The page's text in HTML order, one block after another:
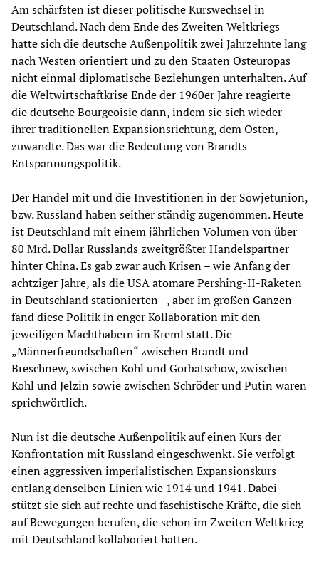
Am schärfsten ist dieser politische Kurswechsel in
Deutschland. Nach dem Ende des Zweiten Weltkriegs
hatte sich die deutsche Außenpolitik zwei Jahrzehnte lang
nach Westen orientiert und zu den Staaten Osteuropas
nicht einmal diplomatische Beziehungen unterhalten. Auf
die Weltwirtschaftkrise Ende der 1960er Jahre reagierte
die deutsche Bourgeoisie dann, indem sie sich wieder
ihrer traditionellen Expansionsrichtung, dem Osten,
zuwandte. Das war die Bedeutung von Brandts
Entspannungspolitik.
Der Handel mit und die Investitionen in der Sowjetunion,
bzw. Russland haben seither ständig zugenommen. Heute
ist Deutschland mit einem jährlichen Volumen von über
80 Mrd. Dollar Russlands zweitgrößter Handelspartner
hinter China. Es gab zwar auch Krisen – wie Anfang der
achtziger Jahre, als die USA atomare Pershing-II-Raketen
in Deutschland stationierten –, aber im großen Ganzen
fand diese Politik in enger Kollaboration mit den
jeweiligen Machthabern im Kreml statt. Die
„Männerfreundschaften“ zwischen Brandt und
Breschnew, zwischen Kohl und Gorbatschow, zwischen
Kohl und Jelzin sowie zwischen Schröder und Putin waren
sprichwörtlich.
Nun ist die deutsche Außenpolitik auf einen Kurs der
Konfrontation mit Russland eingeschwenkt. Sie verfolgt
einen aggressiven imperialistischen Expansionskurs
entlang denselben Linien wie 1914 und 1941. Dabei
stützt sie sich auf rechte und faschistische Kräfte, die sich
auf Bewegungen berufen, die schon im Zweiten Weltkrieg
mit Deutschland kollaboriert hatten.